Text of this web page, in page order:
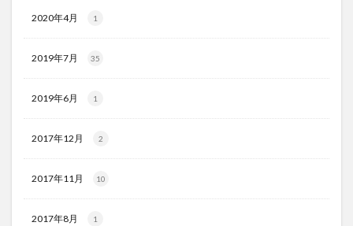
2020年4月 1
2019年7月 35
2019年6月 1
2017年12月 2
2017年11月 10
2017年8月 1